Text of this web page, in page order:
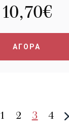
10,70€
ΑΓΟΡΑ
1 2 3 4